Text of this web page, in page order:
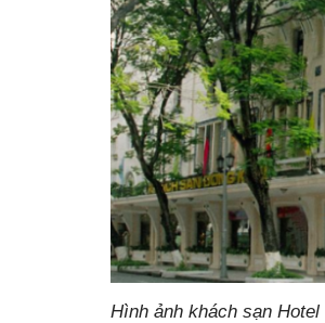
Hình ảnh khách sạn